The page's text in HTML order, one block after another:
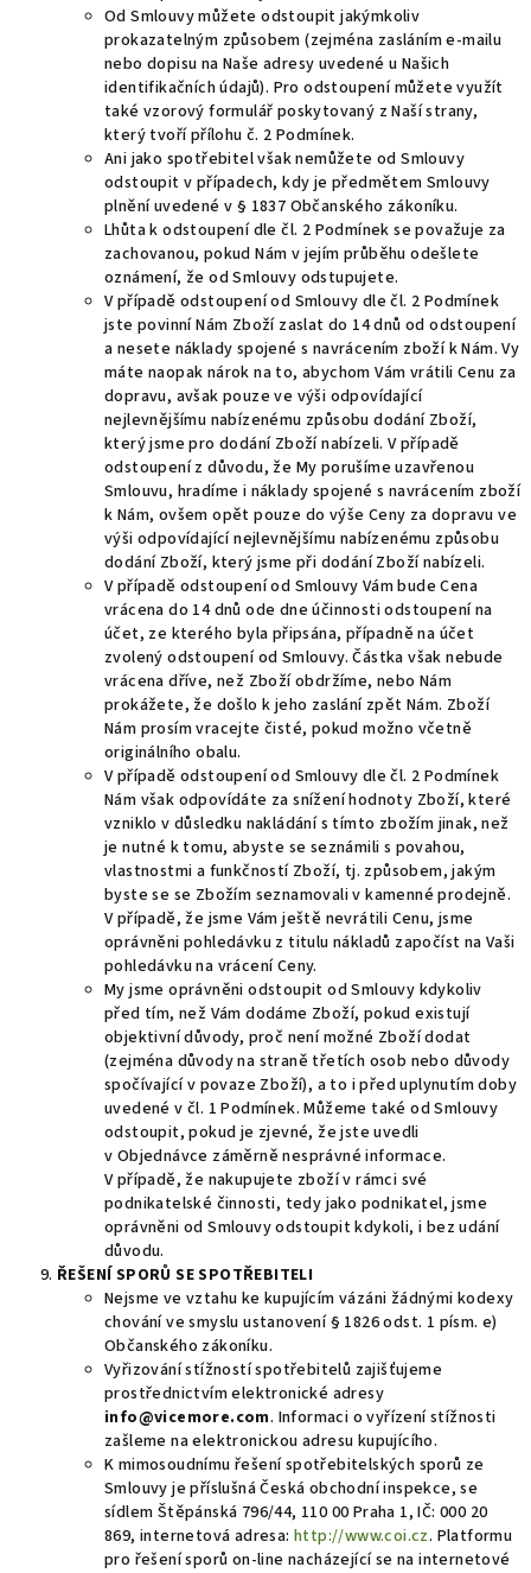
Od Smlouvy můžete odstoupit jakýmkoliv
prokazatelným způsobem (zejména zasláním e-mailu
nebo dopisu na Naše adresy uvedené u Našich
identifikačních údajů). Pro odstoupení můžete využít
také vzorový formulář poskytovaný z Naší strany,
který tvoří přílohu č. 2 Podmínek.
Ani jako spotřebitel však nemůžete od Smlouvy
odstoupit v případech, kdy je předmětem Smlouvy
plnění uvedené v § 1837 Občanského zákoníku.
Lhůta k odstoupení dle čl. 2 Podmínek se považuje za
zachovanou, pokud Nám v jejím průběhu odešlete
oznámení, že od Smlouvy odstupujete.
V případě odstoupení od Smlouvy dle čl. 2 Podmínek
jste povinní Nám Zboží zaslat do 14 dnů od odstoupení
a nesete náklady spojené s navrácením zboží k Nám. Vy
máte naopak nárok na to, abychom Vám vrátili Cenu za
dopravu, avšak pouze ve výši odpovídající
nejlevnějšímu nabízenému způsobu dodání Zboží,
který jsme pro dodání Zboží nabízeli. V případě
odstoupení z důvodu, že My porušíme uzavřenou
Smlouvu, hradíme i náklady spojené s navrácením zboží
k Nám, ovšem opět pouze do výše Ceny za dopravu ve
výši odpovídající nejlevnějšímu nabízenému způsobu
dodání Zboží, který jsme při dodání Zboží nabízeli.
V případě odstoupení od Smlouvy Vám bude Cena
vrácena do 14 dnů ode dne účinnosti odstoupení na
účet, ze kterého byla připsána, případně na účet
zvolený odstoupení od Smlouvy. Částka však nebude
vrácena dříve, než Zboží obdržíme, nebo Nám
prokážete, že došlo k jeho zaslání zpět Nám. Zboží
Nám prosím vracejte čisté, pokud možno včetně
originálního obalu.
V případě odstoupení od Smlouvy dle čl. 2 Podmínek
Nám však odpovídáte za snížení hodnoty Zboží, které
vzniklo v důsledku nakládání s tímto zbožím jinak, než
je nutné k tomu, abyste se seznámili s povahou,
vlastnostmi a funkčností Zboží, tj. způsobem, jakým
byste se se Zbožím seznamovali v kamenné prodejně.
V případě, že jsme Vám ještě nevrátili Cenu, jsme
oprávněni pohledávku z titulu nákladů započíst na Vaši
pohledávku na vrácení Ceny.
My jsme oprávněni odstoupit od Smlouvy kdykoliv
před tím, než Vám dodáme Zboží, pokud existují
objektivní důvody, proč není možné Zboží dodat
(zejména důvody na straně třetích osob nebo důvody
spočívající v povaze Zboží), a to i před uplynutím doby
uvedené v čl. 1 Podmínek. Můžeme také od Smlouvy
odstoupit, pokud je zjevné, že jste uvedli
v Objednávce záměrně nesprávné informace.
V případě, že nakupujete zboží v rámci své
podnikatelské činnosti, tedy jako podnikatel, jsme
oprávněni od Smlouvy odstoupit kdykoli, i bez udání
důvodu.
ŘEŠENÍ SPORŮ SE SPOTŘEBITELI
Nejsme ve vztahu ke kupujícím vázáni žádnými kodexy
chování ve smyslu ustanovení § 1826 odst. 1 písm. e)
Občanského zákoníku.
Vyřizování stížností spotřebitelů zajišťujeme
prostřednictvím elektronické adresy
info@vicemore.com. Informaci o vyřízení stížnosti
zašleme na elektronickou adresu kupujícího.
K mimosoudnímu řešení spotřebitelských sporů ze
Smlouvy je příslušná Česká obchodní inspekce, se
sídlem Štěpánská 796/44, 110 00 Praha 1, IČ: 000 20
869, internetová adresa: http://www.coi.cz. Platformu
pro řešení sporů on-line nacházející se na internetové